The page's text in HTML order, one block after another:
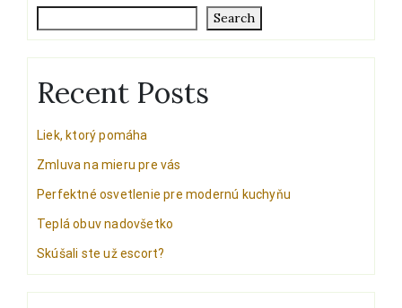
Search
Recent Posts
Liek, ktorý pomáha
Zmluva na mieru pre vás
Perfektné osvetlenie pre modernú kuchyňu
Teplá obuv nadovšetko
Skúšali ste už escort?